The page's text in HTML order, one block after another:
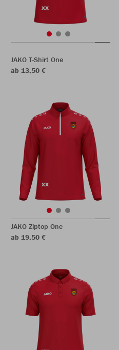
JAKO T-Shirt One
ab 13,50 €
JAKO Ziptop One
ab 19,50 €